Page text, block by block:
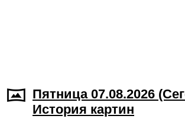
Пятница 07.08.2026
История картин